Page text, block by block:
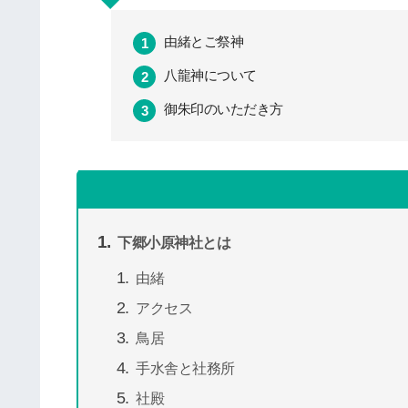
由緒とご祭神
八龍神について
御朱印のいただき方
下郷小原神社とは
由緒
アクセス
鳥居
手水舎と社務所
社殿